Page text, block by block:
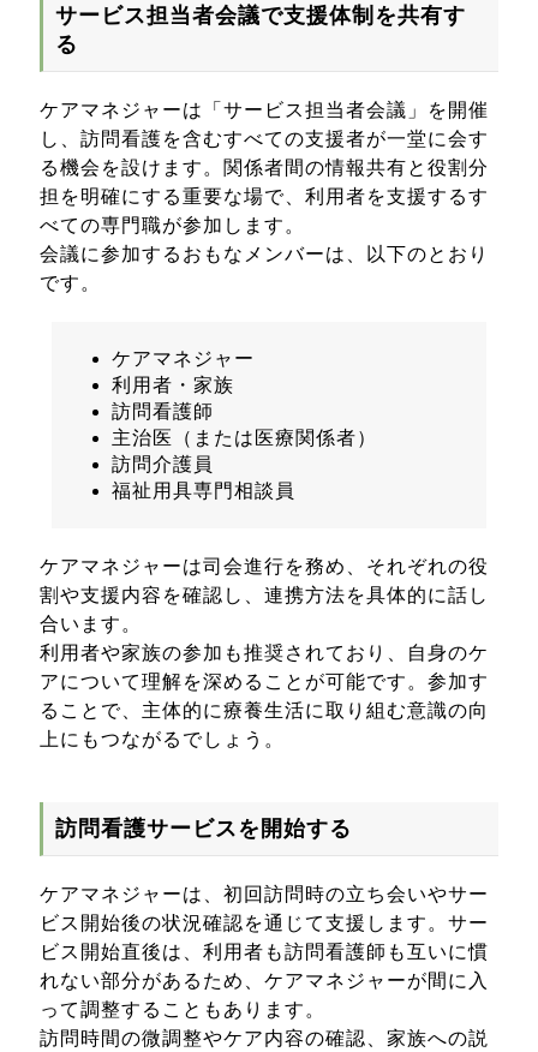
サービス担当者会議で支援体制を共有す
る
ケアマネジャーは「サービス担当者会議」を開催
し、訪問看護を含むすべての支援者が一堂に会す
る機会を設けます。関係者間の情報共有と役割分
担を明確にする重要な場で、利用者を支援するす
べての専門職が参加します。
会議に参加するおもなメンバーは、以下のとおり
です。
ケアマネジャー
利用者・家族
訪問看護師
主治医（または医療関係者）
訪問介護員
福祉用具専門相談員
ケアマネジャーは司会進行を務め、それぞれの役
割や支援内容を確認し、連携方法を具体的に話し
合います。
利用者や家族の参加も推奨されており、自身のケ
アについて理解を深めることが可能です。参加す
ることで、主体的に療養生活に取り組む意識の向
上にもつながるでしょう。
訪問看護サービスを開始する
ケアマネジャーは、初回訪問時の立ち会いやサー
ビス開始後の状況確認を通じて支援します。サー
ビス開始直後は、利用者も訪問看護師も互いに慣
れない部分があるため、ケアマネジャーが間に入
って調整することもあります。
訪問時間の微調整やケア内容の確認、家族への説